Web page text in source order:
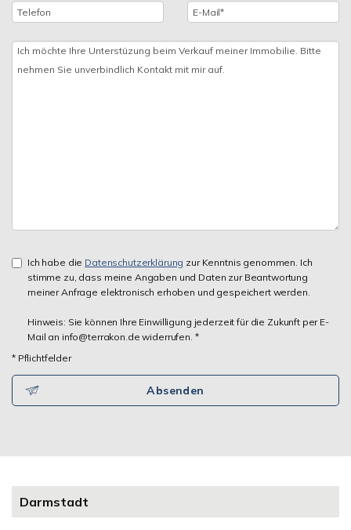
Darmstadt
Ich habe die Datenschutzerklärung zur Kenntnis genommen. Ich
stimme zu, dass meine Angaben und Daten zur Beantwortung
meiner Anfrage elektronisch erhoben und gespeichert werden.
Hinweis: Sie können Ihre Einwilligung jederzeit für die Zukunft per E-
Mail an info@terrakon.de widerrufen. *
* Pflichtfelder
Absenden